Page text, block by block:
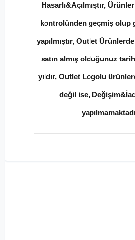
Hasarlı&Açılmıştır,
kontrolünden geçmiş olup
yapılmıştır, Outlet
satın almış olduğunuz
yıldır, Outlet Logolu
değil ise,